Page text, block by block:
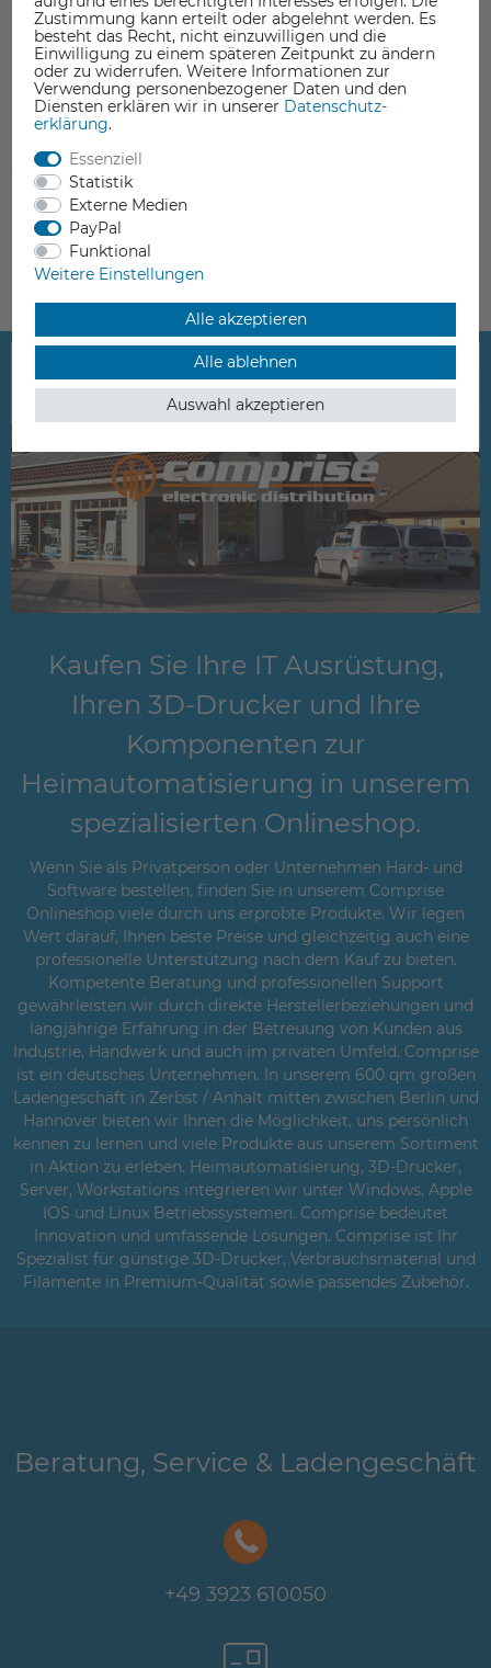
Flexible Spring Build Plate für
Flashforge Guider 3
42,90 €
inkl. ges. MwSt.
ab Lager > Lieferzeit 1-3 Werktage
Kaufen Sie Ihre IT Ausrüstung,
Ihren 3D-Drucker und Ihre
Komponenten zur
Heimautomatisierung in unserem
spezialisierten Onlineshop.
Wenn Sie als Privatperson oder Unternehmen Hard- und
Software bestellen, finden Sie in unserem Comprise
Onlineshop viele durch uns erprobte Produkte. Wir legen
Wert darauf, Ihnen beste Preise und gleichzeitig auch eine
professionelle Unterstützung nach dem Kauf zu bieten.
Kompetente Beratung und professionellen Support
gewährleisten wir durch direkte Herstellerbeziehungen und
langjährige Erfahrung in der Betreuung von Kunden aus
Industrie, Handwerk und auch im privaten Umfeld. Comprise
ist ein deutsches Unternehmen. In unserem 600 qm großen
Ladengeschäft in Zerbst / Anhalt mitten zwischen Berlin und
Hannover bieten wir Ihnen die Möglichkeit, uns persönlich
kennen zu lernen und viele Produkte aus unserem Sortiment
in Aktion zu erleben. Heimautomatisierung, 3D-Drucker,
Server, Workstations integrieren wir unter Windows, Apple
IOS und Linux Betriebssystemen. Comprise bedeutet
Innovation und umfassende Lösungen. Comprise ist Ihr
Spezialist für günstige 3D-Drucker, Verbrauchsmaterial und
Filamente in Premium-Qualität sowie passendes Zubehör.
Beratung, Service & Ladengeschäft
+49 3923 610050
Zustimmung kann erteilt oder abgelehnt werden. Es
besteht das Recht, nicht einzuwilligen und die
Einwilligung zu einem späteren Zeitpunkt zu ändern
oder zu widerrufen. Weitere Informationen zur
Verwendung personenbezogener Daten und den
Diensten erklären wir in unserer Daten­schutz­
erklärung.
Essenziell
Statistik
Externe Medien
PayPal
Funktional
Weitere Einstellungen
Alle akzeptieren
Alle ablehnen
Auswahl akzeptieren